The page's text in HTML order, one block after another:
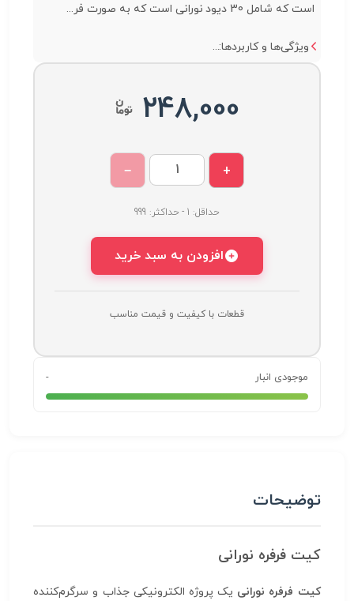
است که شامل 30 دیود نورانی است که به صورت فر...
ویژگی‌ها و کاربردها:...
248,000
+
−
حداقل: 1 - حداکثر: 999
افزودن به سبد خرید
قطعات با کیفیت و قیمت مناسب
موجودی انبار -
توضیحات
کیت فرفره نورانی
کیت فرفره نورانی یک پروژه الکترونیکی جذاب و سرگرم‌کننده